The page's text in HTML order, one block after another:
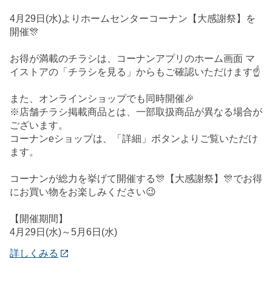
4月29日(水)よりホームセンターコーナン【大感謝祭】を
開催🎊
お得が満載のチラシは、コーナンアプリのホーム画面 マ
イストアの「チラシを見る」からもご確認いただけます☝️
また、オンラインショップでも同時開催🎉
※店舗チラシ掲載商品とは、一部取扱商品が異なる場合が
ございます。
コーナンeショップは、「詳細」ボタンよりご覧いただけ
ます。
コーナンが総力を挙げて開催する🎊【大感謝祭】🎊でお得
にお買い物をお楽しみください😉
【開催期間】
4月29日(水)～5月6日(水)
詳しくみる